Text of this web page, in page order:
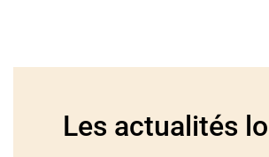
Les actualités